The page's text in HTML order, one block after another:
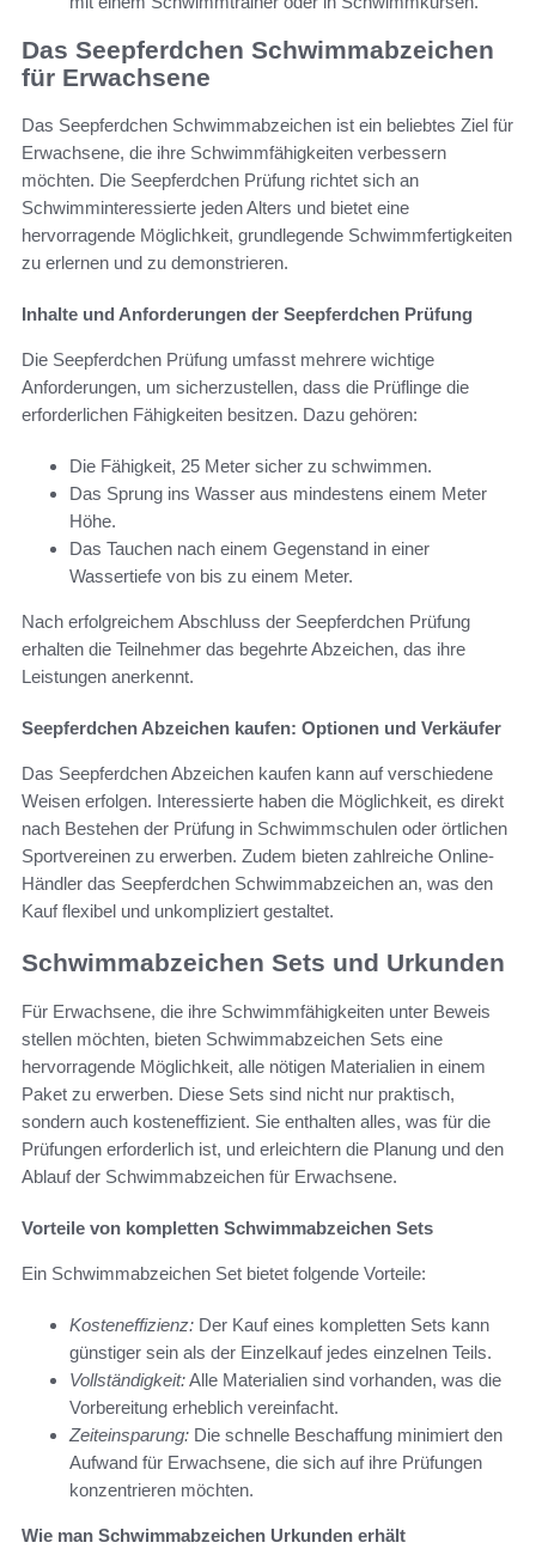
Das Seepferdchen Schwimmabzeichen
für Erwachsene
Das Seepferdchen Schwimmabzeichen ist ein beliebtes Ziel für
Erwachsene, die ihre Schwimmfähigkeiten verbessern
möchten. Die Seepferdchen Prüfung richtet sich an
Schwimminteressierte jeden Alters und bietet eine
hervorragende Möglichkeit, grundlegende Schwimmfertigkeiten
zu erlernen und zu demonstrieren.
Inhalte und Anforderungen der Seepferdchen Prüfung
Die Seepferdchen Prüfung umfasst mehrere wichtige
Anforderungen, um sicherzustellen, dass die Prüflinge die
erforderlichen Fähigkeiten besitzen. Dazu gehören:
Die Fähigkeit, 25 Meter sicher zu schwimmen.
Das Sprung ins Wasser aus mindestens einem Meter
Höhe.
Das Tauchen nach einem Gegenstand in einer
Wassertiefe von bis zu einem Meter.
Nach erfolgreichem Abschluss der Seepferdchen Prüfung
erhalten die Teilnehmer das begehrte Abzeichen, das ihre
Leistungen anerkennt.
Seepferdchen Abzeichen kaufen: Optionen und Verkäufer
Das Seepferdchen Abzeichen kaufen kann auf verschiedene
Weisen erfolgen. Interessierte haben die Möglichkeit, es direkt
nach Bestehen der Prüfung in Schwimmschulen oder örtlichen
Sportvereinen zu erwerben. Zudem bieten zahlreiche Online-
Händler das Seepferdchen Schwimmabzeichen an, was den
Kauf flexibel und unkompliziert gestaltet.
Schwimmabzeichen Sets und Urkunden
Für Erwachsene, die ihre Schwimmfähigkeiten unter Beweis
stellen möchten, bieten Schwimmabzeichen Sets eine
hervorragende Möglichkeit, alle nötigen Materialien in einem
Paket zu erwerben. Diese Sets sind nicht nur praktisch,
sondern auch kosteneffizient. Sie enthalten alles, was für die
Prüfungen erforderlich ist, und erleichtern die Planung und den
Ablauf der Schwimmabzeichen für Erwachsene.
Vorteile von kompletten Schwimmabzeichen Sets
Ein Schwimmabzeichen Set bietet folgende Vorteile:
Kosteneffizienz: Der Kauf eines kompletten Sets kann
günstiger sein als der Einzelkauf jedes einzelnen Teils.
Vollständigkeit:Alle Materialien sind vorhanden, was die
Vorbereitung erheblich vereinfacht.
Zeiteinsparung: Die schnelle Beschaffung minimiert den
Aufwand für Erwachsene, die sich auf ihre Prüfungen
konzentrieren möchten.
Wie man Schwimmabzeichen Urkunden erhält